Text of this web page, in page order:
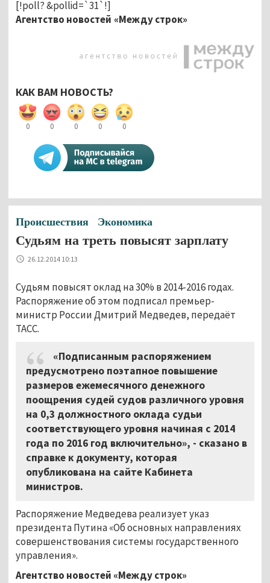
[!poll? &pollid=`31`!]
Агентство новостей «Между строк»
КАК ВАМ НОВОСТЬ?
0 0 0 0 0
Происшествия Экономика
Судьям на треть повысят зарплату
26.12.2014 10:13
Судьям повысят оклад на 30% в 2014-2016 годах.
Распоряжение об этом подписал премьер-
министр России Дмитрий Медведев, передаёт
ТАСС.
«Подписанным распоряжением
предусмотрено поэтапное повышение
размеров ежемесячного денежного
поощрения судей судов различного уровня
на 0,3 должностного оклада судьи
соответствующего уровня начиная с 2014
года по 2016 год включительно», - сказано в
справке к документу, которая
опубликована на сайте Кабинета
министров.
Распоряжение Медведева реализует указ
президента Путина «Об основных направлениях
совершенствования системы государственного
управления».
Агентство новостей «Между строк»